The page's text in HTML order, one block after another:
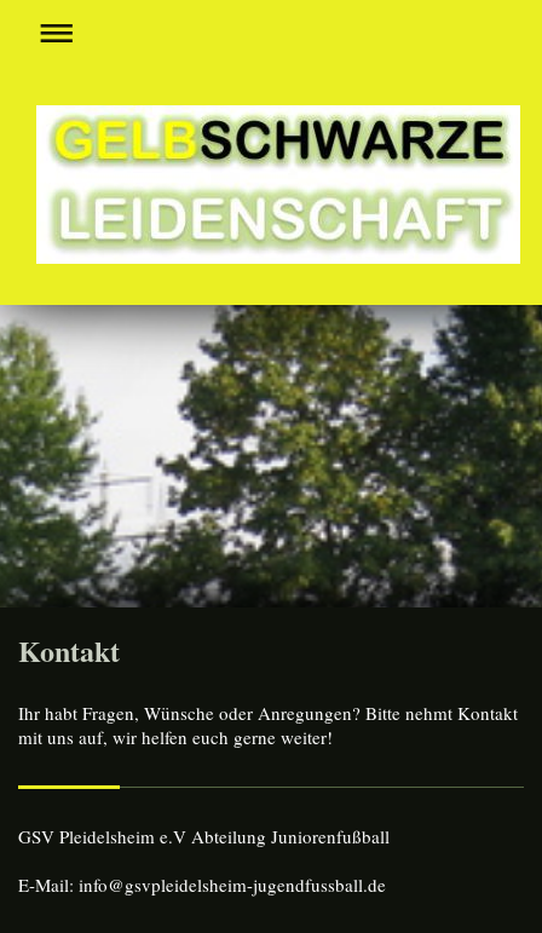
Kontakt
Ihr habt Fragen, Wünsche oder Anregungen? Bitte nehmt Kontakt
mit uns auf, wir helfen euch gerne weiter!
GSV Pleidelsheim e.V Abteilung Juniorenfußball
E-Mail: info@gsvpleidelsheim-jugendfussball.de